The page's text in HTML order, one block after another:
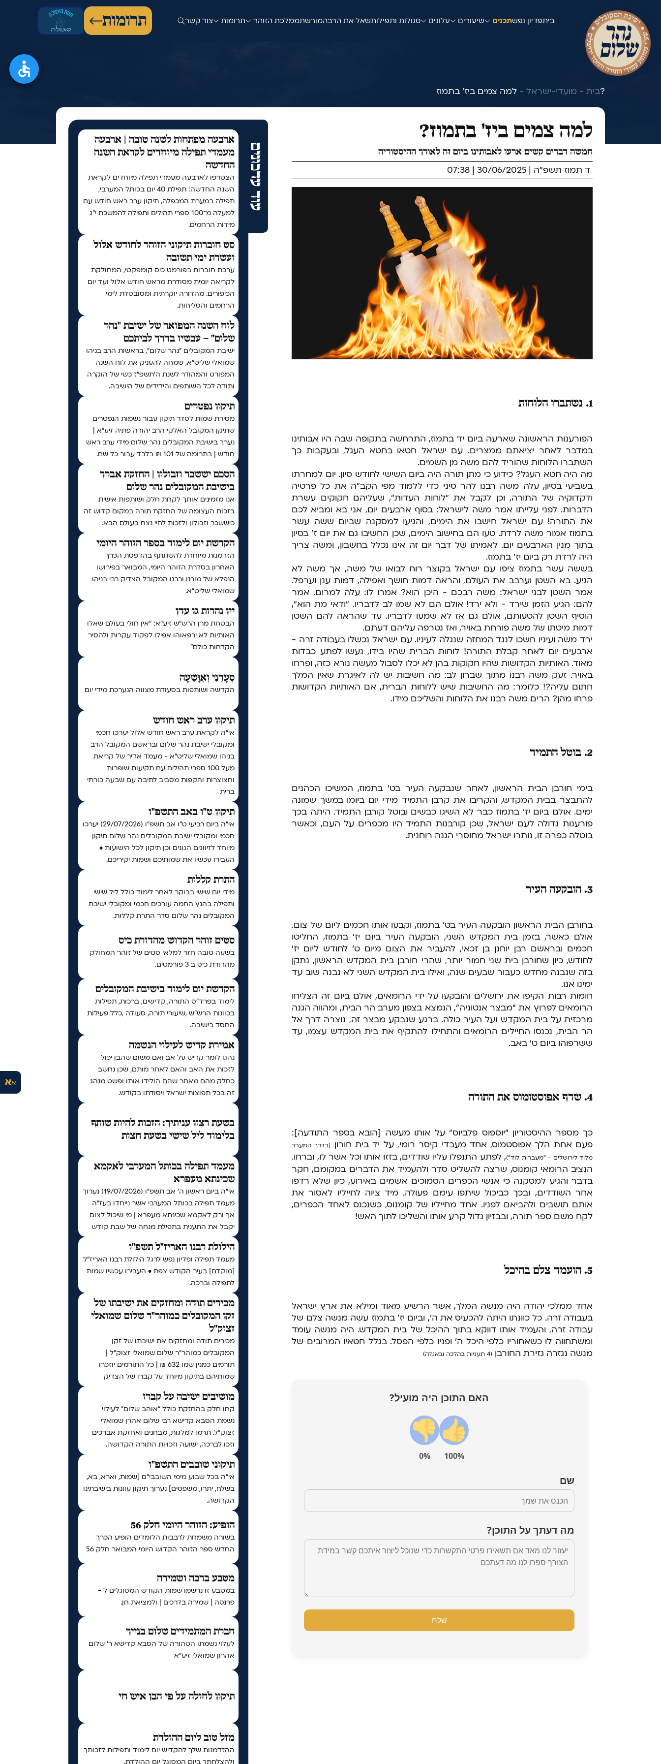
תרומות צור קשר תרומות ממלכת הזוהרהמורשתשאל את הרבסגולות ותפילות עלונים שיעורים תכניםפדיון נפשבית
אא
בית - מועדי-ישראל - למה צמים ביז' בתמוז?
עוד עדכונים
ארבעה מפתחות לשנה טובה | ארבעה
מעמדי תפילה מיוחדים לקראת השנה
החדשה
הצטרפו לארבעה מעמדי תפילה מיוחדים לקראת
השנה החדשה: תפילת 40 יום בכותל המערבי,
תפילה במערת המכפלה, תיקון ערב ראש חודש עם
למעלה מ־100 ספרי תהילים ותפילה להמשכת י"ג
מידות הרחמים.
סט חוברות תיקוני הזוהר לחודש אלול
ועשרת ימי תשובה
ערכת חוברות בפורמט כיס קומפקטי, המחולקת
לקריאה יומית מסודרת מראש חודש אלול ועד יום
הכיפורים. מהדורה יוקרתית ומסובסדת לימי
הרחמים והסליחות.
לוח השנה המפואר של ישיבת "נהר
שלום" – עכשיו בדרך לביתכם
ישיבת המקובלים "נהר שלום", בראשות הרב בניהו
שמואלי שליט"א, שמחה להעניק את לוח השנה
המפורט והמהודר לשנת ה'תשפ"ז כשי של הוקרה
ותודה לכל השותפים והידידים של הישיבה.
תיקון נפטרים
מסירת שמות לסדר תיקון עבור נשמות הנפטרים
שתיקן המקובל האלקי הרב יהודה פתיה זיע"א |
נערך בישיבת המקובלים נהר שלום מידי ערב ראש
חודש | בתרומה של 101 ₪ בלבד עבור כל שם.
הסכם יששכר וזבולון | החזקת אברך
בישיבת המקובלים נהר שלום
אנו מזמינים אותך לקחת חלק ושותפות אישית
בזכות העצומה של החזקת תורה במקום קדוש זה
כיששכר וזבולון ולזכות לחיי נצח בעולם הבא.
הקדשת יום לימוד בספר הזוהר היומי
הזדמנות מיוחדת להשתתף בהדפסת הכרך
האחרון בסדרת הזוהר היומי, המבואר בפירושו
הנפלא של מורנו ורבנו המקובל הצדיק רבי בניהו
שמואלי שליט״א.
יין נהרות גן עדן
הבטחת מרן הרש"ש זיע"א: "אין חולי בעולם שאלו
האותיות לא ירפאוהו אפילו לפקוד עקרות ולהסיר
הקדחות כולם"
סְעָדֵנִי וְאִוָּשֵעָה
הקדשה ושותפות בסעודת מצווה הנערכת מידי יום
תיקון ערב ראש חודש
אי"ה לקראת ערב ראש חודש אלול יערכו חכמי
ומקובלי ישיבת נהר שלום ובראשם המקובל הרב
בניהו שמואלי שליט״א - מעמד אדיר של קריאת
מעל 100 ספרי תהילים עם תקיעות שופרות
וחצוצרות והקפות מסביב לתיבה עם שבעה כורתי
ברית
תיקון ט"ו באב התשפ"ו
אי"ה ביום רביעי ט״ו אב תשפ״ו (29/07/2026) יערכו
חכמי ומקובלי ישיבת המקובלים נהר שלום תיקון
מיוחד לזיווגים הגונים וכן תיקון לכל הישועות •
העבירו עכשיו את שמותיכם ושמות יקיריכם.
התרת קללות
מידי יום שישי בבוקר לאחר לימוד כולל ליל שישי
ותפילה בהנץ החמה עורכים חכמי ומקובלי ישיבת
המקובלים נהר שלום סדר התרת קללות.
סטים זוהר הקדוש מהדורת כיס
בשעה טובה חזר למלאי סטים של זוהר המחולק
מהדורת כיס ב 3 פורמטים.
הקדשת יום לימוד בישיבת המקובלים
לימוד בפרד"ס התורה, קדישים, ברכות, תפילות
בכוונות הרש"ש ,שיעורי תורה, סעודה ,כלל פעילות
החסד בישיבה.
אמירת קדיש לעילוי הנשמה
נהגו לומר קדיש על אב ואם משום שהבן יכול
לזכות את האב והאם לאחר מותם, שכן נחשב
כחלק מהם מאחר שהם הולידו אותו ופשט מנהג
זה בכל תפוצות ישראל ויסודתו בקודש.
בשעת רצון עניתיך: הזכות להיות שותף
בלימוד ליל שישי בשעת חצות
מעמד תפילה בכותל המערבי לאקמא
שכינתא מעפרא
אי"ה ביום ראשון ה׳ אב תשפ״ו (19/07/2026) נערוך
מעמד תפילה בכותל המערבי אשר נייחדו בעז"ה
אך ורק לאקמא שכינתא מעפרא | מי שיכול לצום
יקבל את התענית בתפילת מנחה של שבת קודש
הילולת רבנו האריז"ל תשפ"ו
מעמד תפילה ופדיון נפש לרגל הילולת רבנו האריז"ל
[מוקדם] בעיר הקודש צפת • העבירו עכשיו שמות
לתפילה וברכה.
מכירים תודה ומחזקים את ישיבתו של
זקן המקובלים כמוהר"ר שלום שמואלי
זצוק"ל
מכירים תודה ומחזקים את ישיבתו של זקן
המקובלים כמוהר"ר שלום שמואלי זצוק"ל |
תורמים כמנין שמו 632 ₪ | כל התורמים יוזכרו
שמותיהם בתיקון מיוחד על קברו של הצדיק
מושיבים ישיבה על קברו
קחו חלק בהחזקת כולל “אוהב שלום” לעילוי
נשמת הסבא קדישא רבי שלום אהרן שמואלי
זצוק״ל. תרמו למלגות, מבחנים ואחזקת אברכים
וזכו לברכה, ישועה וזכויות התורה הקדושה.
תיקוני שובבים התשפ"ו
אי"ה בכל שבוע מימי השובבי"ם [שמות, וארא, בא,
בשלח, יתרו, משפטים] נערוך תיקון עוונות בישיבתינו
הקדושה.
הופיע: הזוהר היומי חלק 56
בשורה משמחת לרבבות הלומדים הופיע הכרך
החדש ספר הזוהר הקדוש היומי המבואר חלק 56
מטבע ברכה ושמירה
במטבע זו נרשמו שמות הקודש המסוגלים ל -
פרנסה | שמירה בדרכים | ולמציאת חן.
חברת המתמידים שלום בנייך
לעלוי נשמתו הטהורה של הסבא קדישא ר' שלום
אהרון שמואלי זיע"א
תיקון לחולה על פי הבן איש חי
מזל טוב ליום ההולדת
ההזדמנות שלך להקדיש יום לימוד ותפילות לזכותך
ולהצלחתך ביום המסוגל יום ההולדת.
למה צמים ביז' בתמוז?
חמשה דברים קשים ארעו לאבותינו ביום זה לאורך ההיסטוריה
ד תמוז תשפ"ה | 30/06/2025 | 07:38
1. נשתברו הלוחות
הפורענות הראשונה שארעה ביום יז' בתמוז, התרחשה בתקופה שבה היו אבותינו
במדבר לאחר יציאתם ממצרים. עם ישראל חטאו בחטא העגל, ובעקבות כך
השתברו הלוחות שהוריד להם משה מן השמים.
מה היה חטא העגל? כידוע כי מתן תורה היה ביום השישי לחודש סיון. יום למחרתו
בשביעי בסיון, עלה משה רבנו להר סיני כדי ללמוד מפי הקב"ה את כל פרטיה
ודקדוקיה של התורה, וכן לקבל את "לוחות העדות", שעליהם חקוקים עשרת
הדברות. לפני עלייתו אמר משה לישראל: בסוף ארבעים יום, אני בא ומביא לכם
את התורה! עם ישראל חישבו את הימים, והגיעו למסקנה שביום ששה עשר
בתמוז אמור משה לרדת. טעו הם בחישוב הימים, שכן החשיבו גם את יום ז' בסיון
בתוך מנין הארבעים יום. לאמיתו של דבר יום זה אינו נכלל בחשבון, ומשה צריך
היה לרדת רק ביום יז' בתמוז.
בששה עשר בתמוז ציפו עם ישראל בקוצר רוח לבואו של משה, אך משה לא
הגיע. בא השטן וערבב את העולם, והראה דמות חושך ואפילה, דמות ענן וערפל.
אמר השטן לבני ישראל: משה רבכם - היכן הוא? אמרו לו: עלה למרום. אמר
להם: הגיע הזמן שירד - ולא ירד! אולם הם לא שמו לב לדבריו. "ודאי מת הוא",
הוסיף השטן להטעותם, אולם גם אז לא שמעו לדבריו. עד שהראה להם השטן
דמות מיטתו של משה פורחת באויר, ואז נטרפה עליהם דעתם.
ירד משה ועיניו חשכו לנגד המחזה שנגלה לעיניו. עם ישראל נכשלו בעבודה זרה -
ארבעים יום לאחר קבלת התורה! לוחות הברית שהיו בידו, נעשו לפתע כבדות
מאוד. האותיות הקדושות שהיו חקוקות בהן לא יכלו לסבול מעשה נורא כזה, ופרחו
באויר. זעק משה רבנו מתוך שברון לב: מה חשיבות יש לה לאיגרת שאין המלך
חתום עליה?! כלומר: מה החשיבות שיש ללוחות הברית, אם האותיות הקדושות
פרחו מהן? הרים משה רבנו את הלוחות והשליכם מידו.
2. בוטל התמיד
בימי חורבן הבית הראשון, לאחר שנבקעה העיר בט' בתמוז, המשיכו הכהנים
להתבצר בבית המקדש, והקריבו את קרבן התמיד מידי יום ביומו במשך שמונה
ימים. אולם ביום יז' בתמוז כבר לא השיגו כבשים ובוטל קורבן התמיד. היתה בכך
פורענות גדולה לעם ישראל, שכן קורבנות התמיד היו מכפרים על העם, וכאשר
בוטלה כפרה זו, נותרו ישראל מחוסרי הגנה רוחנית.
3. הובקעה העיר
בחורבן הבית הראשון הובקעה העיר בט' בתמוז, וקבעו אותו חכמים ליום של צום.
אולם כאשר, בזמן בית המקדש השני, הובקעה העיר ביום יז' בתמוז, החליטו
חכמים ובראשם רבן יוחנן בן זכאי, להעביר את הצום מיום ט' לחודש ליום יז'
לחודש, כיון שחורבן בית שני חמור יותר, שהרי חורבן בית המקדש הראשון, נתקן
בזה שנבנה מחדש כעבור שבעים שנה, ואילו בית המקדש השני לא נבנה שוב עד
ימינו אנו.
חומות רבות הקיפו את ירושלים והובקעו על ידי הרומאים, אולם ביום זה הצליחו
הרומאים לפרוץ את "מבצר אנטוניה", הנמצא בצפון מערב הר הבית, ומהווה הגנה
מרכזית על בית המקדש ועל העיר כולה. ברגע שנבקע מבצר זה, נוצרה דרך אל
הר הבית, נכנסו החיילים הרומאים והתחילו להתקיף את בית המקדש עצמו, עד
ששרפוהו ביום ט' באב.
4. שרף אפוסטומוס את התורה
כך מספר ההיסטוריון "יוספוס פלביוס" על אותו מעשה [הובא בספר התודעה]:
פעם אחת הלך אפוסטמוס, אחד מעבדי קיסר רומי, על יד בית חורון (בדרך המעבר
מלוד לירושלים - "מעברות לוד"), לפתע התנפלו עליו שודדים, בזזו אותו וכל אשר לו, וברחו.
הנציב הרומאי קומנוס, שרצה להשליט סדר ולהעמיד את הדברים במקומם, חקר
בדבר והגיע למסקנה כי אנשי הכפרים הסמוכים אשמים באירוע, כיון שלא רדפו
אחר השודדים, ובכך כביכול שיתפו עימם פעולה. מיד ציוה לחייליו לאסור את
אותם תושבים ולהביאם לפניו. אחד מחייליו של קומנוס, כשנכנס לאחד הכפרים,
לקח משם ספר תורה, ובבזיון גדול קרע אותו והשליכו לתוך האש!
5. הועמד צלם בהיכל
אחד ממלכי יהודה היה מנשה המלך, אשר הרשיע מאוד ומילא את ארץ ישראל
בעבודה זרה. כל כוונתו היתה להכעיס את ה', וביום יז' בתמוז עשה מנשה צלם של
עבודה זרה, והעמיד אותו דווקא בתוך ההיכל של בית המקדש. היה מנשה עומד
ומשתחווה לו כשאחוריו כלפי היכל ה' ופניו כלפי הפסל. בגלל חטאיו המרובים של
מנשה נגזרה גזירת החורבן (4 תעניות בהלכה ובאגדה)
האם התוכן היה מועיל?
100%
0%
שם
מה דעתך על התוכן?